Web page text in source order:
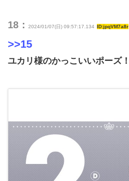
18： 2024/01/07(日) 09:57:17.134 ID:jpqVM7a8r
>>15
ユカリ様のかっこいいポーズ！